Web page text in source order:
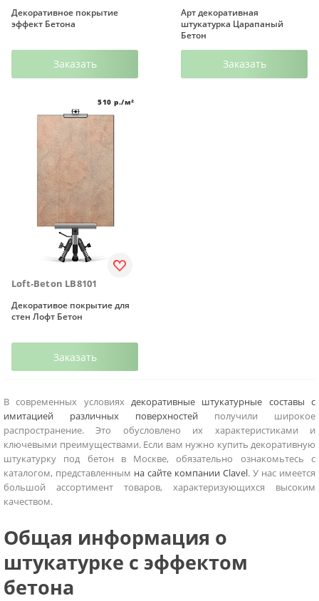
Декоративное покрытие
эффект Бетона
Заказать
Арт декоративная
штукатурка Царапаный
Бетон
Заказать
Loft-Beton LB8101
Декоративое покрытие для
стен Лофт Бетон
510 р./м²
Заказать
В современных условиях декоративные штукатурные составы с
имитацией различных поверхностей получили широкое
распространение. Это обусловлено их характеристиками и
ключевыми преимуществами. Если вам нужно купить декоративную
штукатурку под бетон в Москве, обязательно ознакомьтесь с
каталогом, представленным на сайте компании Clavel. У нас имеется
большой ассортимент товаров, характеризующихся высоким
качеством.
Общая информация о
штукатурке с эффектом
бетона